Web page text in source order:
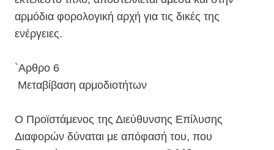
αρμόδια φορολογική αρχή για τις δικές της
ενέργειες.
`Αρθρο 6
Μεταβίβαση αρμοδιοτήτων
Ο Προϊστάμενος της Διεύθυνσης Επίλυσης
Διαφορών δύναται με απόφασή του, που